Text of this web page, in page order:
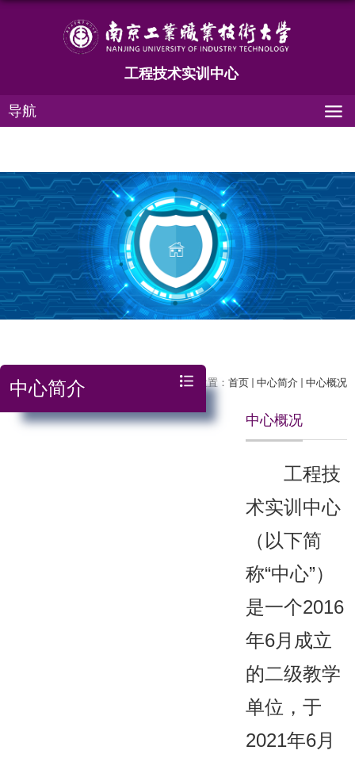
工程技术实训中心
导航
中心简介 当前位置： 首页 中心简介 中心概况
中心概况
工程技
术实训中心
（以下简
称“中心”）
是一个2016
年6月成立
的二级教学
单位，于
2021年6月